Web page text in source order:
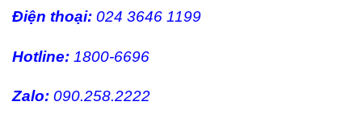
Điện thoại: 024 3646 1199
Hotline: 1800-6696
Zalo: 090.258.2222